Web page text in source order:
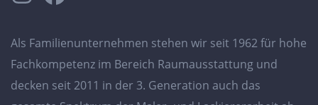
Als Familienunternehmen stehen wir seit 1962 für hohe
Fachkompetenz im Bereich Raumausstattung und
decken seit 2011 in der 3. Generation auch das